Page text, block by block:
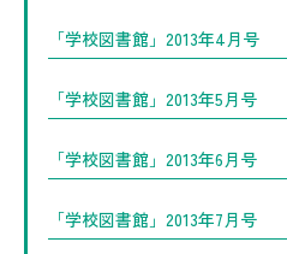
「学校図書館」2013年4月号
「学校図書館」2013年5月号
「学校図書館」2013年6月号
「学校図書館」2013年7月号